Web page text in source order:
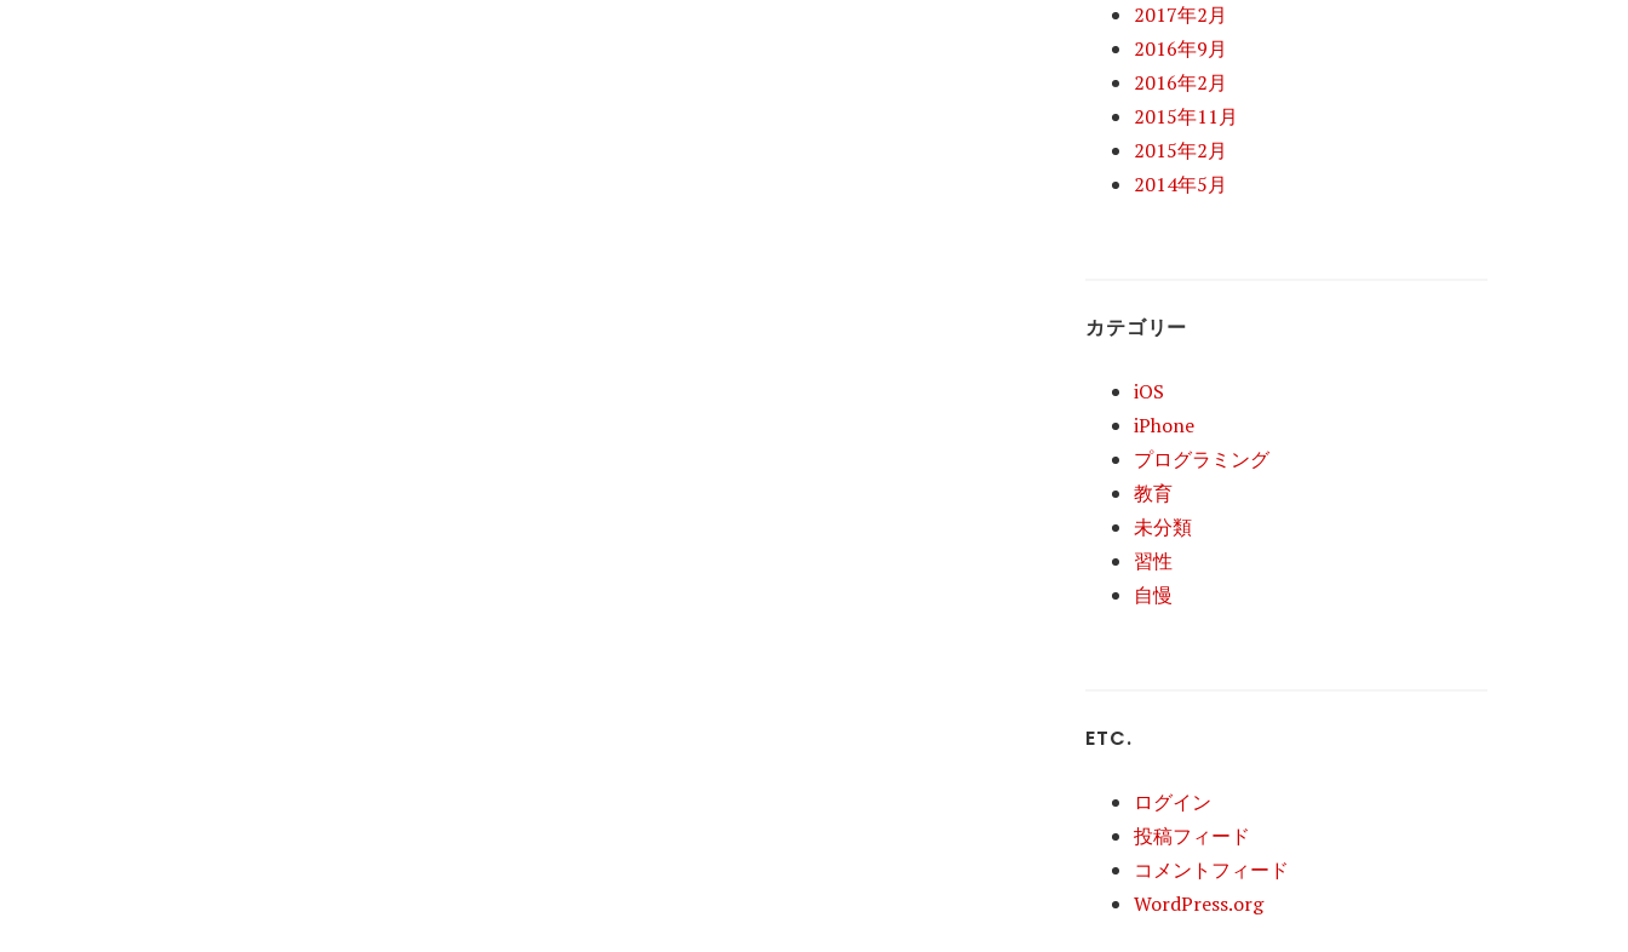
2017年2月
2016年9月
2016年2月
2015年11月
2015年2月
2014年5月
カテゴリー
iOS
iPhone
プログラミング
教育
未分類
習性
自慢
ETC.
ログイン
投稿フィード
コメントフィード
WordPress.org